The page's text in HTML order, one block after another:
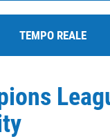
TEMPO REALE